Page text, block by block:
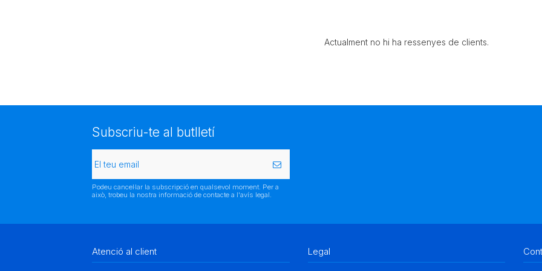
Actualment no hi ha ressenyes de clients.
Subscriu-te al butlletí
Podeu cancel·lar la subscripció en qualsevol moment. Per a
això, trobeu la nostra informació de contacte a l'avís legal.
Atenció al client Legal